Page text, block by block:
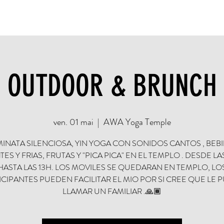
OUTDOOR & BRUNCH
ven. 01 mai
  |
AWA Yoga Temple
SILENCIOSA, YIN YOGA CON SONIDOS CANTOS ,
Y FRIAS, FRUTAS Y "PICA PICA" EN EL TEMPLO . DESDE
LAS 13H. LOS MOVILES SE QUEDARAN EN TEMPLO,
PUEDEN FACILITAR EL MIO POR SI CREE QUE LE
LLAMAR UN FAMILIAR .🙏🏾